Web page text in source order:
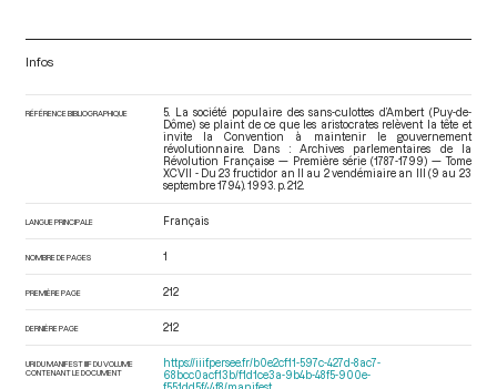
Infos
RÉFÉRENCE BIBLIOGRAPHIQUE
5. La société populaire des sans-culottes d’Ambert (Puy-de-
Dôme) se plaint de ce que les aristocrates relèvent la tête et
invite la Convention à maintenir le gouvernement
révolutionnaire. Dans : Archives parlementaires de la
Révolution Française — Première série (1787-1799) — Tome
XCVII - Du 23 fructidor an II au 2 vendémiaire an III (9 au 23
septembre 1794) . 1993. p. 212.
LANGUE PRINCIPALE Français
NOMBRE DE PAGES 1
PREMIÈRE PAGE 212
DERNIÈRE PAGE 212
URI DU MANIFEST IIIF DU VOLUME
CONTENANT LE DOCUMENT
https://iiif.persee.fr/b0e2cf11-597c-427d-8ac7-
68bcc0acf13b/f1d1ce3a-9b4b-48f5-900e-